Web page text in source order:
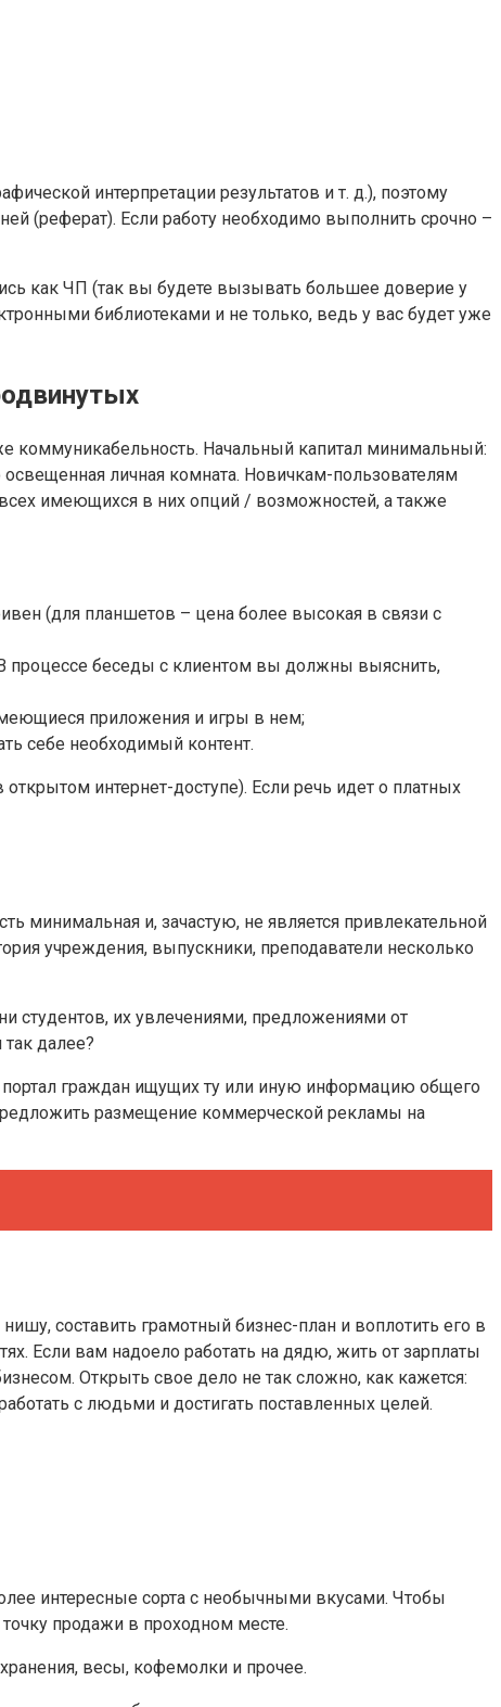
интерпретации результатов и т. д.), поэтому
(реферат). Если работу необходимо выполнить срочно –
как ЧП (так вы будете вызывать большее доверие у
библиотеками и не только, ведь у вас будет уже
коммуникабельность. Начальный капитал минимальный:
личная комната. Новичкам-пользователям
имеющихся в них опций / возможностей, а также
(для планшетов – цена более высокая в связи с
В процессе беседы с клиентом вы должны выяснить,
приложения и игры в нем;
себе необходимый контент.
интернет-доступе). Если речь идет о платных
и, зачастую, не является привлекательной
учреждения, выпускники, преподаватели несколько
студентов, их увлечениями, предложениями от
далее?
портал граждан ищущих ту или иную информацию общего
размещение коммерческой рекламы на
составить грамотный бизнес-план и воплотить его в
Если вам надоело работать на дядю, жить от зарплаты
Открыть свое дело не так сложно, как кажется:
с людьми и достигать поставленных целей.
интересные сорта с необычными вкусами. Чтобы
продажи в проходном месте.
весы, кофемолки и прочее.